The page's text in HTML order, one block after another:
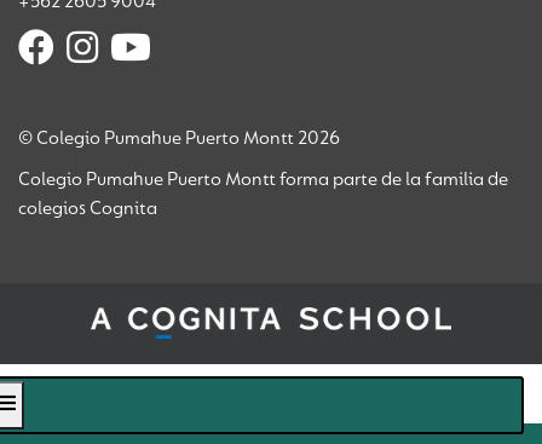
© Colegio Pumahue Puerto Montt 2026
Colegio Pumahue Puerto Montt forma parte de la familia de
colegios Cognita